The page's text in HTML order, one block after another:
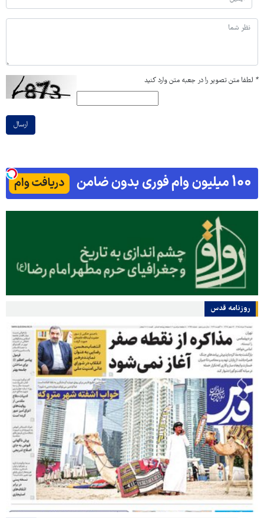
* لطفا متن تصویر را در جعبه متن وارد کنید
ارسال
روزنامه قدس